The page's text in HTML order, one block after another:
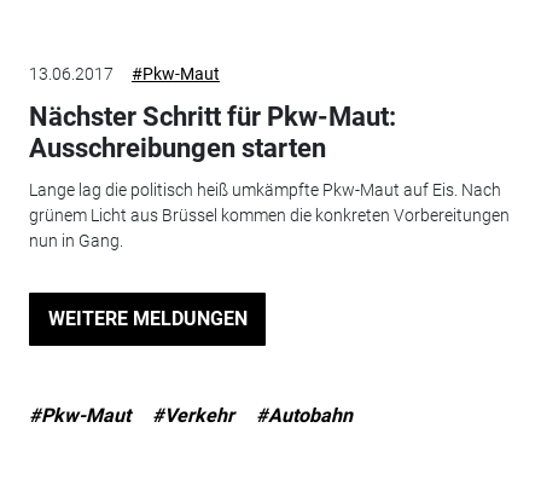
13.06.2017 #Pkw-Maut
Nächster Schritt für Pkw-Maut:
Ausschreibungen starten
Lange lag die politisch heiß umkämpfte Pkw-Maut auf Eis. Nach
grünem Licht aus Brüssel kommen die konkreten Vorbereitungen
nun in Gang.
WEITERE MELDUNGEN
#Pkw-Maut #Verkehr #Autobahn